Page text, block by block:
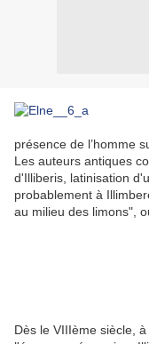
présence de l’homme
Les auteurs antiques
d'Illiberis, latinisation
probablement à
au milieu des limons",
Dès le VIIIème siècle, à